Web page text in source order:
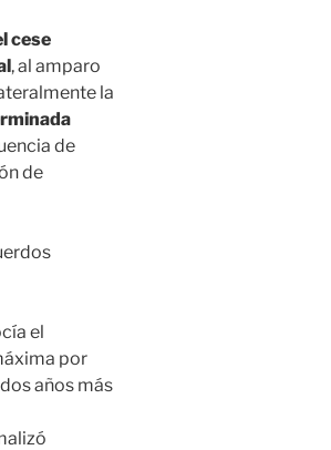
cese
, al amparo
la
de
de
el
por
años más